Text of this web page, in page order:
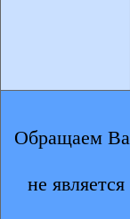
Обращаем
не